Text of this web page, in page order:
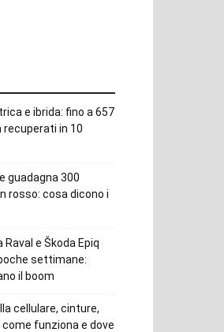
e ibrida: fino a 657
recuperati in 10
guadagna 300
rosso: cosa dicono i
Raval e Škoda Epiq
settimane:
il boom
cellulare, cinture,
funziona e dove